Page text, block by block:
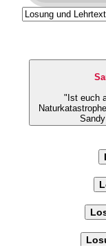
"Ist euch
Naturkatastrophen es